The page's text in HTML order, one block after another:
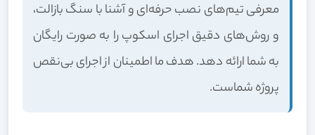
معرفی تیم‌های نصب حرفه‌ای و آشنا با سنگ بازالت،
و روش‌های دقیق اجرای اسکوپ را به صورت رایگان
به شما ارائه دهد. هدف ما اطمینان از اجرای بی‌نقص
پروژه شماست.